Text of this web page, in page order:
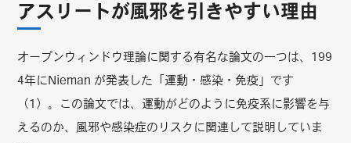
アスリートが風邪を引きやすい理由
オープンウィンドウ理論に関する有名な論文の一つは、199
4年にNieman が発表した「運動・感染・免疫」です
（1）。この論文では、運動がどのように免疫系に影響を与
えるのか、風邪や感染症のリスクに関連して説明していま